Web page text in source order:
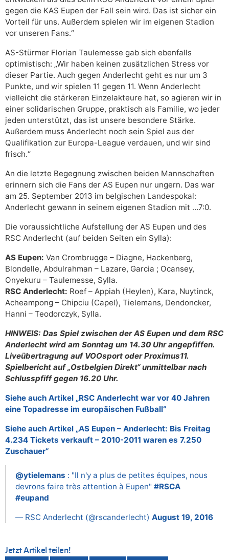
gegen die KAS Eupen der Fall sein wird. Das ist sicher ein
Vorteil für uns. Außerdem spielen wir im eigenen Stadion
vor unseren Fans.“
AS-Stürmer Florian Taulemesse gab sich ebenfalls
optimistisch: „Wir haben keinen zusätzlichen Stress vor
dieser Partie. Auch gegen Anderlecht geht es nur um 3
Punkte, und wir spielen 11 gegen 11. Wenn Anderlecht
vielleicht die stärkeren Einzelakteure hat, so agieren wir in
einer solidarischen Gruppe, praktisch als Familie, wo jeder
jeden unterstützt, das ist unsere besondere Stärke.
Außerdem muss Anderlecht noch sein Spiel aus der
Qualifikation zur Europa-League verdauen, und wir sind
frisch.“
An die letzte Begegnung zwischen beiden Mannschaften
erinnern sich die Fans der AS Eupen nur ungern. Das war
am 25. September 2013 im belgischen Landespokal:
Anderlecht gewann in seinem eigenen Stadion mit …7:0.
Die voraussichtliche Aufstellung der AS Eupen und des
RSC Anderlecht (auf beiden Seiten ein Sylla):
AS Eupen: Van Crombrugge – Diagne, Hackenberg,
Blondelle, Abdulrahman – Lazare, Garcia ; Ocansey,
Onyekuru – Taulemesse, Sylla.
RSC Anderlecht: Roef – Appiah (Heylen), Kara, Nuytinck,
Acheampong – Chipciu (Capel), Tielemans, Dendoncker,
Hanni – Teodorczyk, Sylla.
HINWEIS: Das Spiel zwischen der AS Eupen und dem RSC
Anderlecht wird am Sonntag um 14.30 Uhr angepfiffen.
Liveübertragung auf VOOsport oder Proximus11.
Spielbericht auf „Ostbelgien Direkt“ unmittelbar nach
Schlusspfiff gegen 16.20 Uhr.
Siehe auch Artikel „RSC Anderlecht war vor 40 Jahren
eine Topadresse im europäischen Fußball“
Siehe auch Artikel „AS Eupen – Anderlecht: Bis Freitag
4.234 Tickets verkauft – 2010-2011 waren es 7.250
Zuschauer“
@ytielemans : "Il n'y a plus de petites équipes, nous
devrons faire très attention à Eupen" #RSCA
#eupand
— RSC Anderlecht (@rscanderlecht) August 19, 2016
Jetzt Artikel teilen!